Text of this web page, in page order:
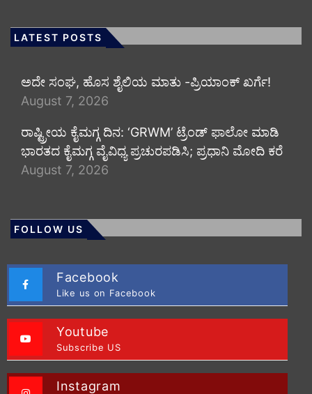
LATEST POSTS
ಅದೇ ಸಂಘ, ಹೊಸ ಶೈಲಿಯ ಮಾತು -ಪ್ರಿಯಾಂಕ್ ಖರ್ಗೆ!
August 7, 2026
ರಾಷ್ಟ್ರೀಯ ಕೈಮಗ್ಗ ದಿನ: ‘GRWM’ ಟ್ರೆಂಡ್ ಫಾಲೋ ಮಾಡಿ
ಭಾರತದ ಕೈಮಗ್ಗ ವೈವಿಧ್ಯ ಪ್ರಚುರಪಡಿಸಿ; ಪ್ರಧಾನಿ ಮೋದಿ ಕರೆ
August 7, 2026
FOLLOW US
Facebook
Like us on Facebook
Youtube
Subscribe US
Instagram